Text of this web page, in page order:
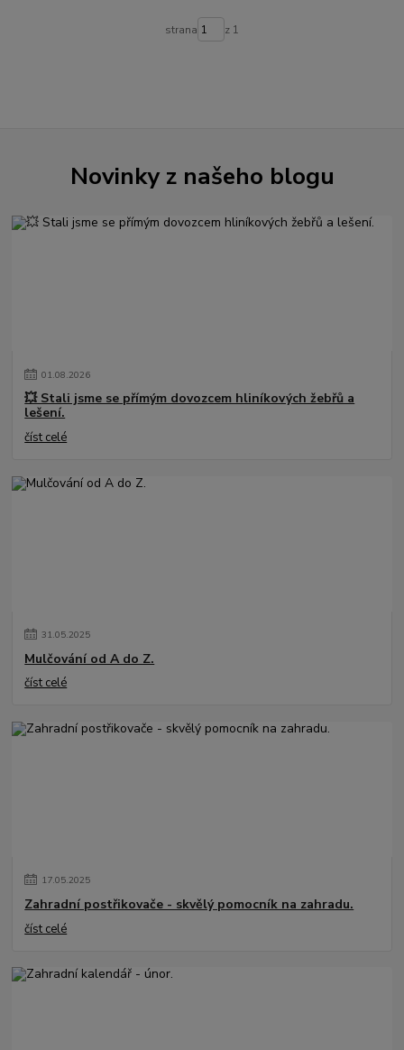
strana z 1
Novinky z našeho blogu
01.08.2026
💥 Stali jsme se přímým dovozcem hliníkových žebřů a
lešení.
číst celé
31.05.2025
Mulčování od A do Z.
číst celé
17.05.2025
Zahradní postřikovače - skvělý pomocník na zahradu.
číst celé